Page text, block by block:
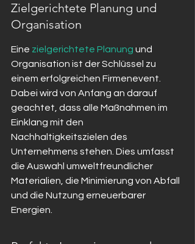
Zielgerichtete Planung und
Organisation
Eine zielgerichtete Planung und
Organisation ist der Schlüssel zu
einem erfolgreichen Firmenevent.
Dabei wird von Anfang an darauf
geachtet, dass alle Maßnahmen im
Einklang mit den
Nachhaltigkeitszielen des
Unternehmens stehen. Dies umfasst
die Auswahl umweltfreundlicher
Materialien, die Minimierung von Abfall
und die Nutzung erneuerbarer
Energien.